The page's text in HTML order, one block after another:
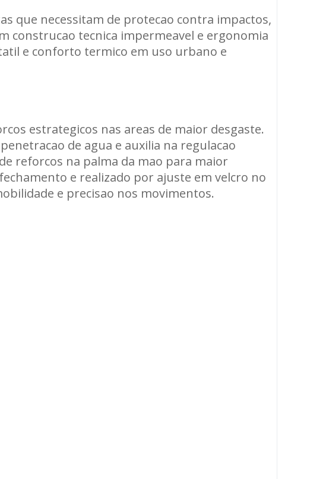
que necessitam de protecao contra impactos,
construcao tecnica impermeavel e ergonomia
e conforto termico em uso urbano e
estrategicos nas areas de maior desgaste.
de agua e auxilia na regulacao
reforcos na palma da mao para maior
e realizado por ajuste em velcro no
e precisao nos movimentos.